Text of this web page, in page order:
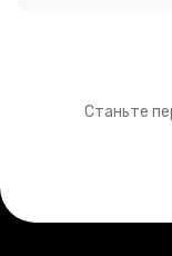
Станьте